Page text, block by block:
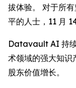
拔体验。 对于所
平的人士，11 月
Datavault AI 持
术领域的强大知识
股东价值增长。